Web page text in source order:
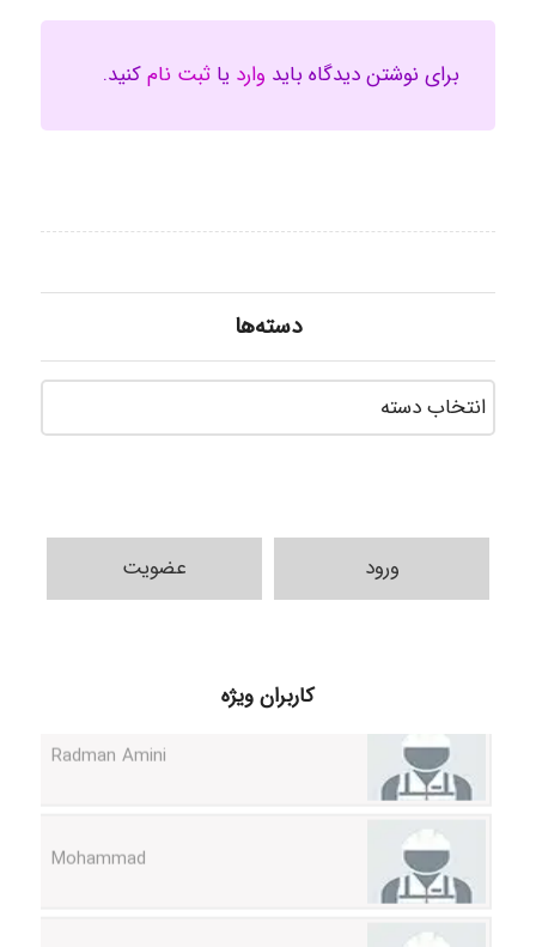
برای نوشتن دیدگاه باید وارد یا ثبت نامکنید.
دسته‌ها
ورود عضویت
کاربران ویژه
ilhan200